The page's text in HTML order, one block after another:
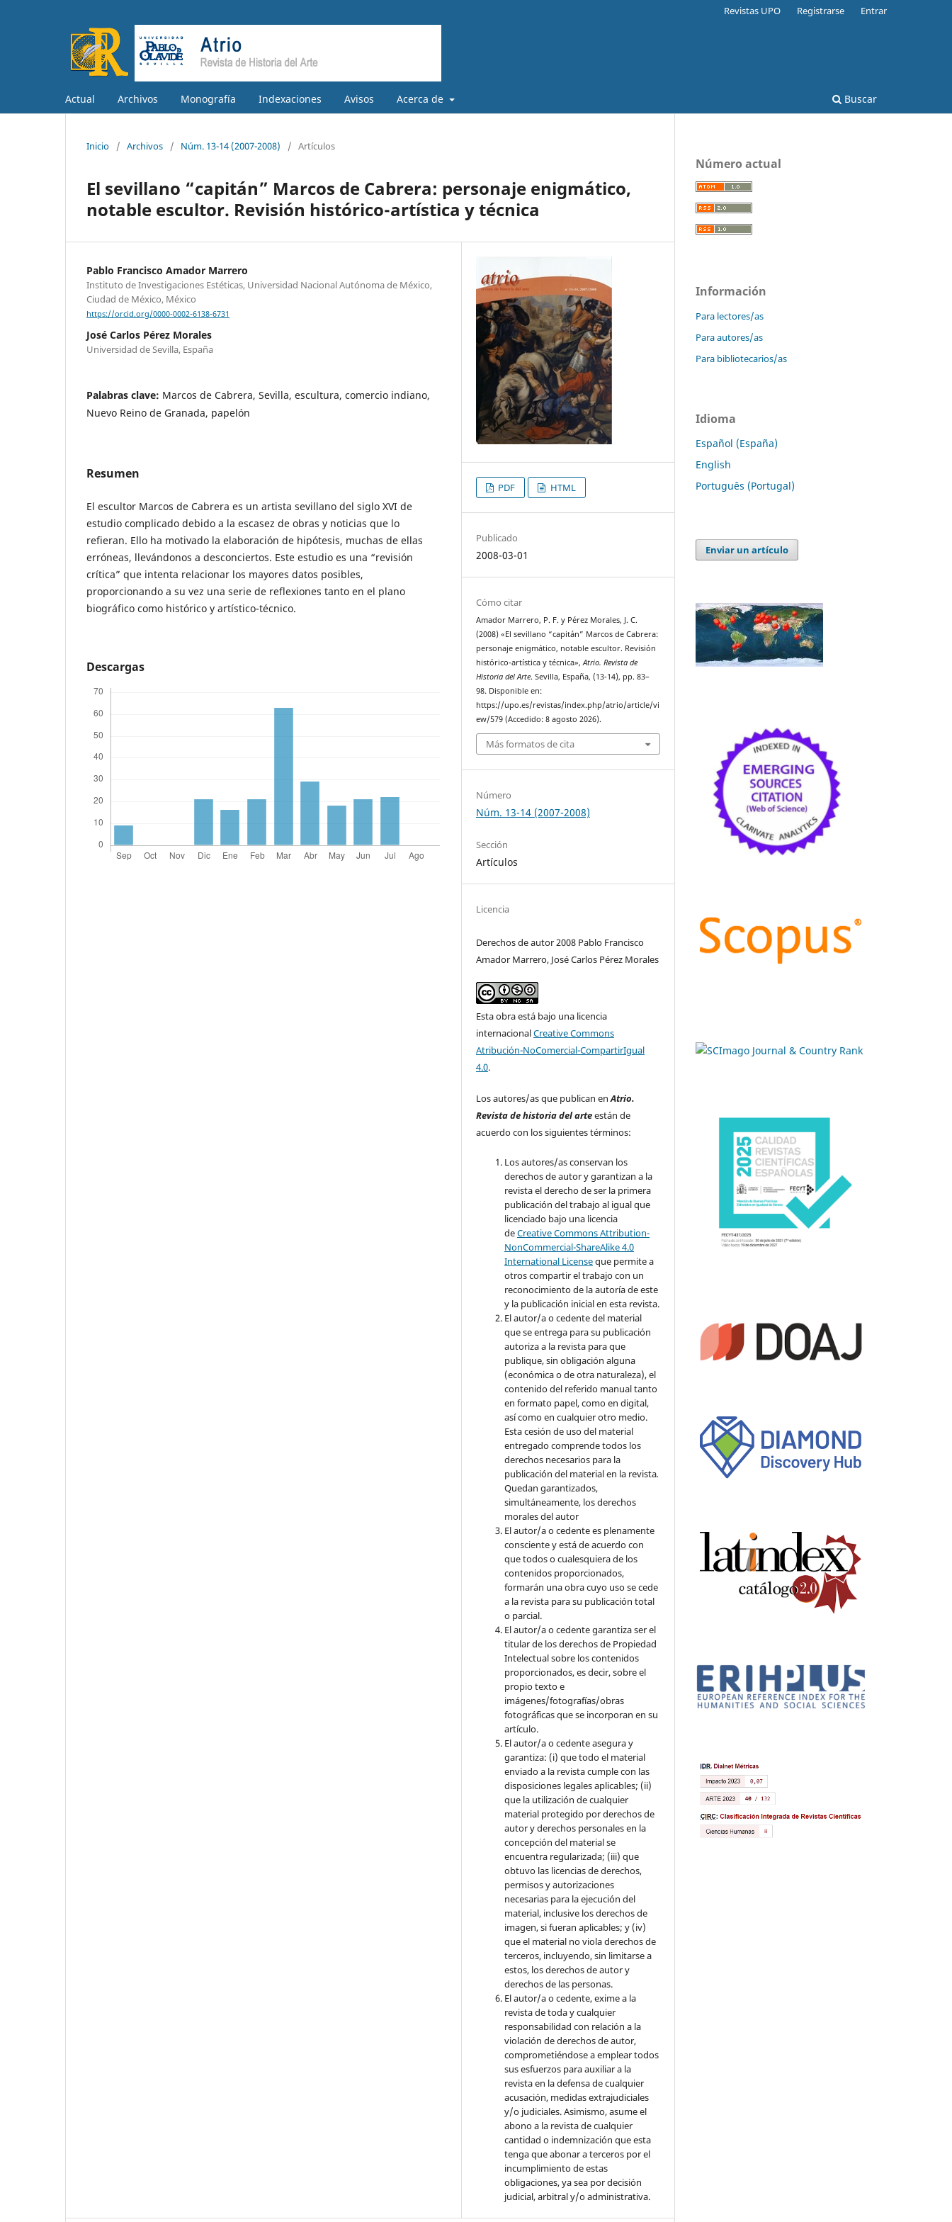
Actual Archivos Monografía Indexaciones Avisos Acerca de Buscar
Revistas UPO Registrarse Entrar
Inicio / Archivos / Núm. 13-14 (2007-2008) / Artículos
El sevillano “capitán” Marcos de Cabrera: personaje enigmático,
notable escultor. Revisión histórico-artística y técnica
Pablo Francisco Amador Marrero
Instituto de Investigaciones Estéticas, Universidad Nacional Autónoma de México,
Ciudad de México, México
https://orcid.org/0000-0002-6138-6731
José Carlos Pérez Morales
Universidad de Sevilla, España
Palabras clave: Marcos de Cabrera, Sevilla, escultura, comercio indiano,
Nuevo Reino de Granada, papelón
Resumen
El escultor Marcos de Cabrera es un artista sevillano del siglo XVI de
estudio complicado debido a la escasez de obras y noticias que lo
refieran. Ello ha motivado la elaboración de hipótesis, muchas de ellas
erróneas, llevándonos a desconciertos. Este estudio es una “revisión
crítica” que intenta relacionar los mayores datos posibles,
proporcionando a su vez una serie de reflexiones tanto en el plano
biográfico como histórico y artístico-técnico.
Descargas
PDF HTML
Publicado
2008-03-01
Cómo citar
Amador Marrero, P. F. y Pérez Morales, J. C.
(2008) «El sevillano “capitán” Marcos de Cabrera:
personaje enigmático, notable escultor. Revisión
histórico-artística y técnica»,Atrio. Revista de
Historia del Arte. Sevilla, España, (13-14), pp. 83–
98. Disponible en:
https://upo.es/revistas/index.php/atrio/article/vi
ew/579 (Accedido: 8 agosto 2026).
Más formatos de cita
Número
Núm. 13-14 (2007-2008)
Sección
Artículos
Licencia
Derechos de autor 2008 Pablo Francisco
Amador Marrero, José Carlos Pérez Morales
Esta obra está bajo una licencia
internacionalCreative Commons
Atribución-NoComercial-CompartirIgual
4.0.
Los autores/as que publican enAtrio.
Revista de historia del arteestán de
acuerdo con los siguientes términos:
Los autores/as conservan los
derechos de autor y garantizan a la
revista el derecho de ser la primera
publicación del trabajo al igual que
licenciado bajo una licencia
deCreative Commons Attribution-
NonCommercial-ShareAlike 4.0
International Licenseque permite a
otros compartir el trabajo con un
reconocimiento de la autoría de este
y la publicación inicial en esta revista.
El autor/a o cedente del material
que se entrega para su publicación
autoriza a la revista para que
publique, sin obligación alguna
(económica o de otra naturaleza), el
contenido del referido manual tanto
en formato papel, como en digital,
así como en cualquier otro medio.
Esta cesión de uso del material
entregado comprende todos los
derechos necesarios para la
publicación del material en la revista.
Quedan garantizados,
simultáneamente, los derechos
morales del autor
El autor/a o cedente es plenamente
consciente y está de acuerdo con
que todos o cualesquiera de los
contenidos proporcionados,
formarán una obra cuyo uso se cede
a la revista para su publicación total
o parcial.
El autor/a o cedente garantiza ser el
titular de los derechos de Propiedad
Intelectual sobre los contenidos
proporcionados, es decir, sobre el
propio texto e
imágenes/fotografías/obras
fotográficas que se incorporan en su
artículo.
El autor/a o cedente asegura y
garantiza: (i) que todo el material
enviado a la revista cumple con las
disposiciones legales aplicables; (ii)
que la utilización de cualquier
material protegido por derechos de
autor y derechos personales en la
concepción del material se
encuentra regularizada; (iii) que
obtuvo las licencias de derechos,
permisos y autorizaciones
necesarias para la ejecución del
material, inclusive los derechos de
imagen, si fueran aplicables; y (iv)
que el material no viola derechos de
terceros, incluyendo, sin limitarse a
estos, los derechos de autor y
derechos de las personas.
El autor/a o cedente, exime a la
revista de toda y cualquier
responsabilidad con relación a la
violación de derechos de autor,
comprometiéndose a emplear todos
sus esfuerzos para auxiliar a la
revista en la defensa de cualquier
acusación, medidas extrajudiciales
y/o judiciales. Asimismo, asume el
abono a la revista de cualquier
cantidad o indemnización que esta
tenga que abonar a terceros por el
incumplimiento de estas
obligaciones, ya sea por decisión
judicial, arbitral y/o administrativa.
Número actual
Información
Para lectores/as
Para autores/as
Para bibliotecarios/as
Idioma
Español (España)
English
Português (Portugal)
Enviar un artículo